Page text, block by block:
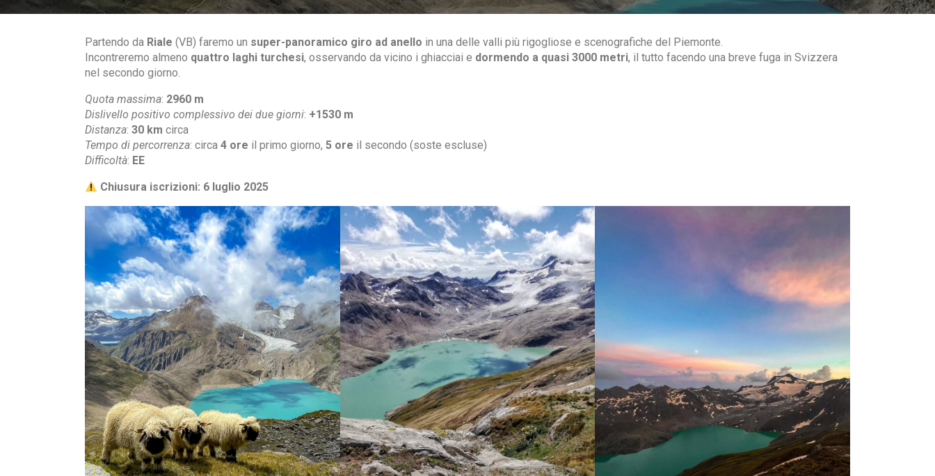
Partendo da Riale (VB) faremo un super-panoramico giro ad anello in una delle valli più rigogliose e scenografiche del Piemonte.
Incontreremo almeno quattro laghi turchesi, osservando da vicino i ghiacciai e dormendo a quasi 3000 metri, il tutto facendo una breve fuga in Svizzera
nel secondo giorno.
Quota massima: 2960 m
Dislivello positivo complessivo dei due giorni: +1530 m
Distanza: 30 km circa
Tempo di percorrenza: circa 4 ore il primo giorno, 5 ore il secondo (soste escluse)
Difficoltà: EE
Chiusura iscrizioni: 6 luglio 2025